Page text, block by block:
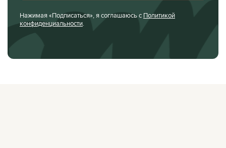
Нажимая «Подписаться», я соглашаюсь с Политикой
конфиденциальности.